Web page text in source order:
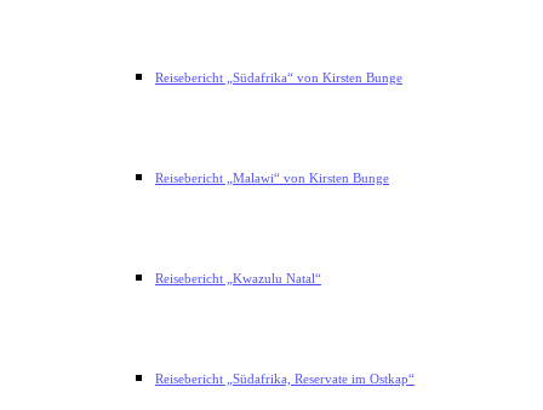
Reisebericht „Südafrika“ von Kirsten Bunge
Reisebericht „Malawi“ von Kirsten Bunge
Reisebericht „Kwazulu Natal“
Reisebericht „Südafrika, Reservate im Ostkap“